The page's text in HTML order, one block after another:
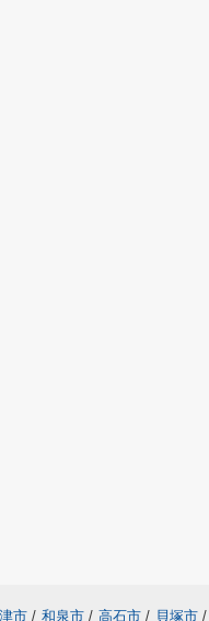
市 / 和泉市 / 高石市 / 貝塚市 /